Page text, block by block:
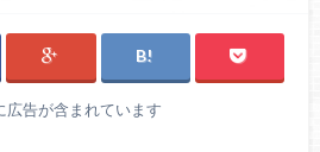
広告が含まれています